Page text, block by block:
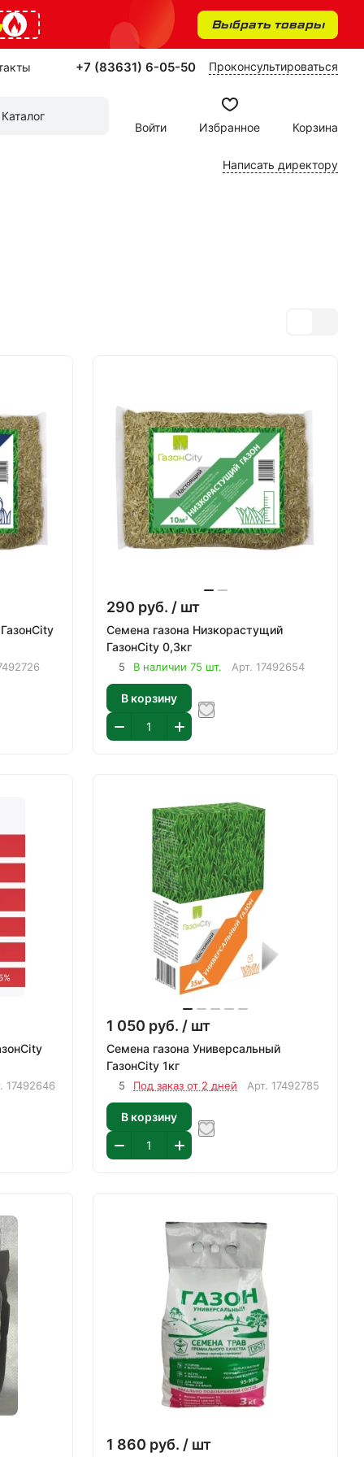
Выбрать товары
+7 (83631) 6-05-50 Проконсультироваться
Каталог
Войти
Избранное Корзина
Написать директору
290 руб. / шт
Семена газона Низкорастущий
ГазонCity 0,3кг
5 В наличии 75 шт. Арт. 17492654
В корзину
17492646
1 050 руб. / шт
Семена газона Универсальный
ГазонCity 1кг
5 Под заказ от 2 дней Арт. 17492785
В корзину
1 860 руб. / шт